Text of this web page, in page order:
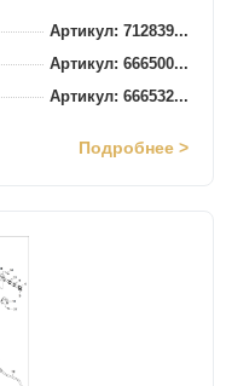
Артикул: 712839...
Артикул: 666500...
Артикул: 666532...
Подробнее >